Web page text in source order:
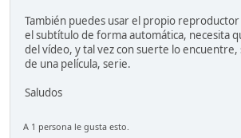
También puedes usar el propio
el subtítulo de forma automática, necesita
del vídeo, y tal vez con suerte lo
de una película, serie.
Saludos
A 1 persona le gusta esto.